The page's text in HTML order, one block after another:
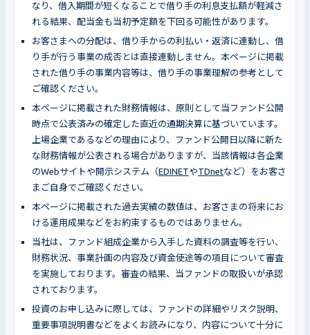
なり、借入期間が短くなることで借り手の利息支払額が軽減さ
れる結果、配当金も当初予定額を下回る可能性があります。
お客さまへの分配は、借り手からの利払い・返済に連動し、借
り手が行う事業の成否とは直接連動しません。本ページに掲載
された借り手の事業内容等は、借り手の事業理解の参考として
ご確認ください。
本ページに掲載された財務情報は、原則として当ファンド公開
時点で公表済みの確定した直近の通期決算に基づいています。
上場企業であるなどの理由により、ファンド公開日以降に新た
な財務情報が公表される場合がありますが、当該情報は各企業
のWebサイトや開示システム（EDINETやTDnetなど）をお客さ
まご自身でご確認ください。
本ページに掲載された過去実績の数値は、お客さまの将来にお
ける運用成果などをお約束するものではありません。
当社は、ファンド組成企業から入手した資料の調査等を行い、
財務状況、事業計画の内容及び資金使途等の項目について審査
を実施しております。審査の結果、当ファンドの取扱いが承認
されております。
投資のお申し込みに際しては、ファンドの詳細やリスク説明、
重要事項説明書などをよくお読みになり、内容について十分に